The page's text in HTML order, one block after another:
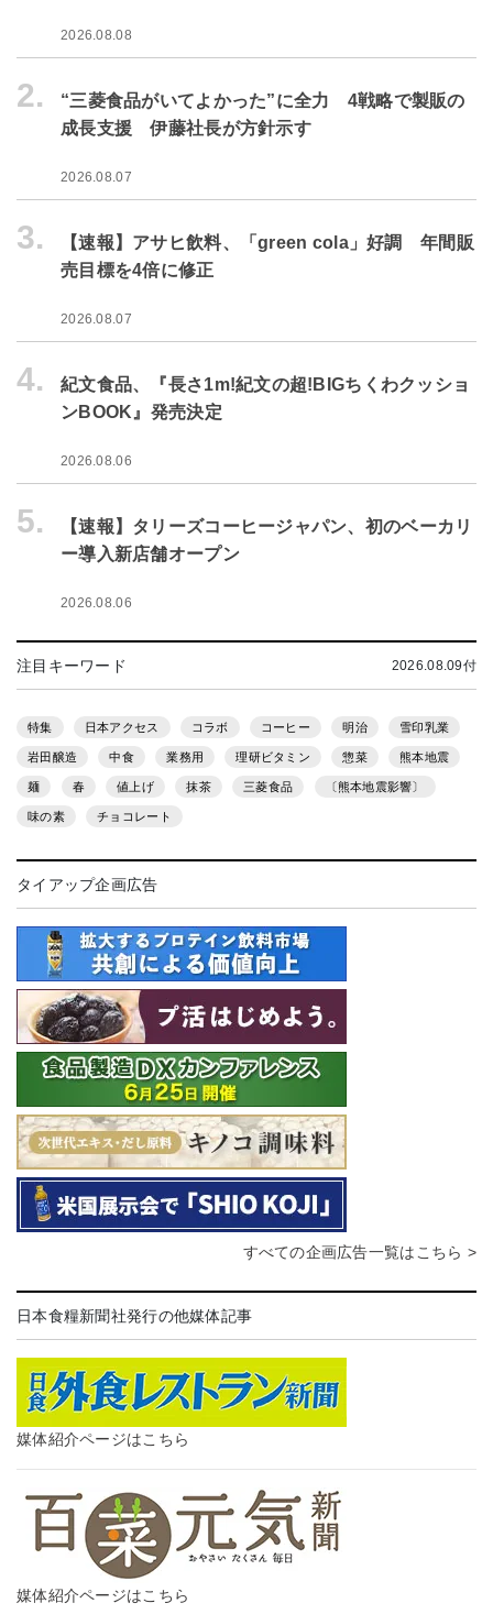
2026.08.08
2.
“三菱食品がいてよかった”に全力 4戦略で製販の
成長支援 伊藤社長が方針示す
2026.08.07
3.
【速報】アサヒ飲料、「green cola」好調 年間販
売目標を4倍に修正
2026.08.07
4.
紀文食品、『長さ1m!紀文の超!BIGちくわクッショ
ンBOOK』発売決定
2026.08.06
5.
【速報】タリーズコーヒージャパン、初のベーカリ
ー導入新店舗オープン
2026.08.06
注目キーワード 2026.08.09付
特集 日本アクセス コラボ コーヒー 明治 雪印乳業
岩田醸造 中食 業務用 理研ビタミン 惣菜 熊本地震
麺 春 値上げ 抹茶 三菱食品 〔熊本地震影響〕
味の素 チョコレート
タイアップ企画広告
すべての企画広告一覧はこちら >
日本食糧新聞社発行の他媒体記事
媒体紹介ページはこちら
媒体紹介ページはこちら